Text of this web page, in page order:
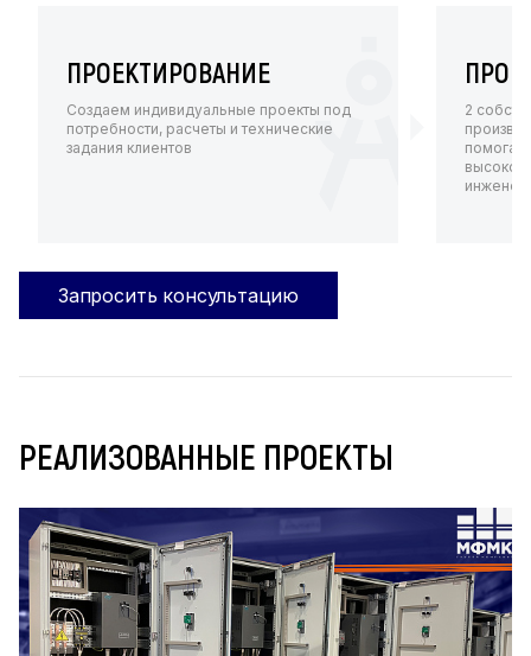
ПРОЕКТИРОВАНИЕ
Создаем индивидуальные проекты под
потребности, расчеты и технические
задания клиентов
2
Запросить консультацию
РЕАЛИЗОВАННЫЕ ПРОЕКТЫ